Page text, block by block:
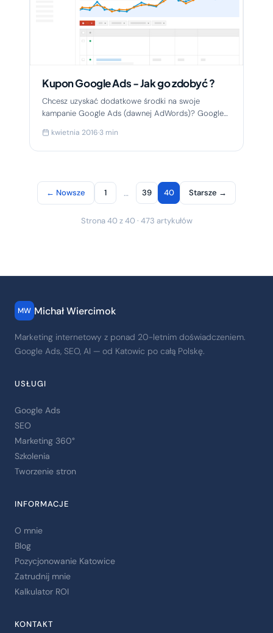
Kupon Google Ads - Jak go zdobyć ?
Chcesz uzyskać dodatkowe środki na swoje
kampanie Google Ads (dawnej AdWords)? Google
programie partnerskim dla...
kwietnia 2016·3 min
← Nowsze 1 … 39 40 Starsze →
Strona 40 z 40 · 473 artykułów
MW Michał Wiercimok
Marketing internetowy z ponad 20-letnim doświadczeniem.
Google Ads, SEO, AI — od Katowic po całą Polskę.
USŁUGI
Google Ads
SEO
Marketing 360°
Szkolenia
Tworzenie stron
INFORMACJE
O mnie
Blog
Pozycjonowanie Katowice
Zatrudnij mnie
Kalkulator ROI
KONTAKT